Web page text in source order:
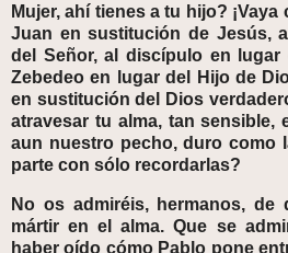
Mujer, ahí tienes a tu hijo?
Juan en sustitución de Jesús,
del Señor, al discípulo en
Zebedeo en lugar del Hijo de
en sustitución del Dios
atravesar tu alma, tan sensible,
aun nuestro pecho, duro como
parte con sólo recordarlas?
No os admiréis, hermanos, de
mártir en el alma. Que se
haber oído cómo Pablo pone